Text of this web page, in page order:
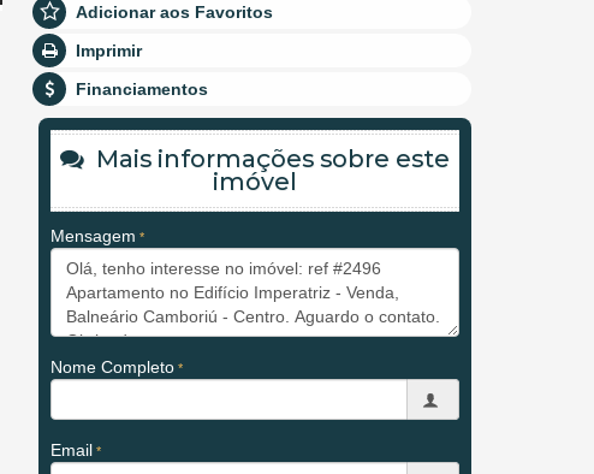
Adicionar aos Favoritos
Imprimir
Financiamentos
Mais informações sobre este
imóvel
Mensagem
Nome Completo
Email